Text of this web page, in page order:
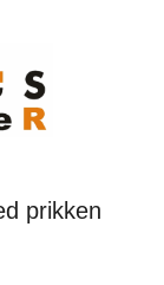
prikken